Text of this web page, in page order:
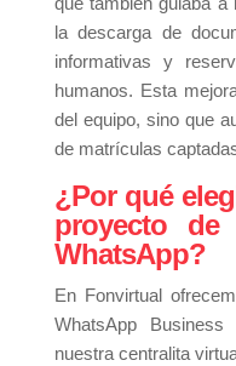
la descarga de
informativas y
humanos. Esta
del equipo, sino que
de matrículas
¿Por qué
proyecto de
WhatsApp?
En Fonvirtual
WhatsApp Business
nuestra centralita